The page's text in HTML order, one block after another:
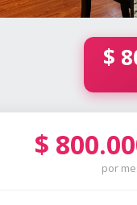
$
$
por